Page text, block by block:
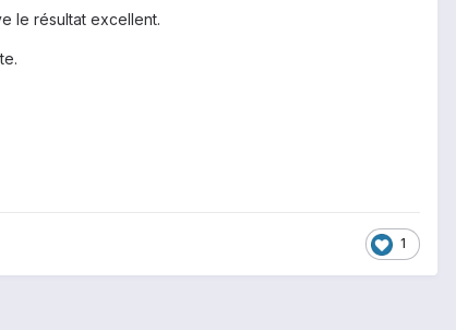
le résultat excellent.
1